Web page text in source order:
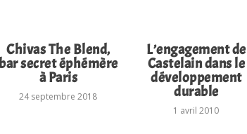
Chivas The Blend,
bar secret éphémère
à Paris
24 septembre 2018
L’engagement de
Castelain dans le
développement
durable
1 avril 2010